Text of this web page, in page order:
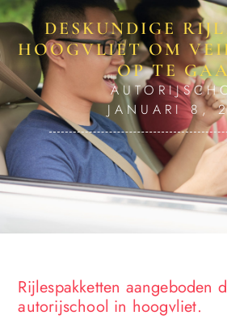
JANUARI 8,
DESKUNDIGE
HOOGVLIET OM
OP TE
Rijlespakketten aangeboden
autorijschool in hoogvliet.